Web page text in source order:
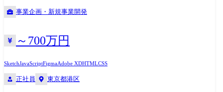
ん。 (変更の範囲)上記業務を除く当社業務全般 開発環境・業務範囲 ◆⼤
⼿ECプラットフォーム向けのバックエンドAPI開発 【担当⼯程】要件定
【規模】10名(当社チーム:3名) 【期間】12ヵ⽉ 【開発⾔語】Java、Kotlin
【FW】Spring Boot、JUnit 【OS】Linux(Amazon Linux) 【DB・ツール
MTG出社あり) ◆SaaS系Webアプリケーションのフロントエンド開発⽀援
事業企画・新規事業開発
～700万円
SketchJavaScriptFigmaAdobe XDHTMLCSS
正社員 東京都港区